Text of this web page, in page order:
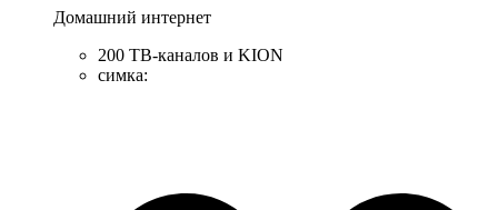
Домашний интернет
200 ТВ-каналов и KION
симка: